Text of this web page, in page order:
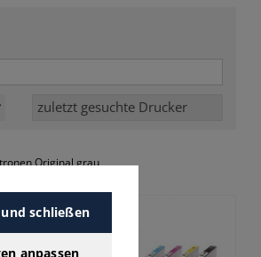
Original grau
schließen
anpassen